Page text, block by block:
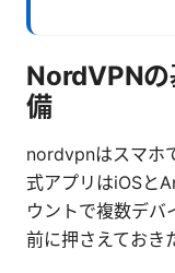
NordVPNの
備
nordvpnはスマホ
式アプリはiOSと
ウントで複数デバ
前に押さえておき